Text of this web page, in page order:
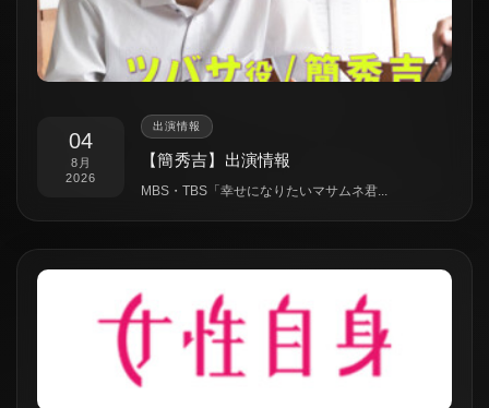
04
8月
2026
出演情報
【簡秀吉】出演情報
MBS・TBS「幸せになりたいマサムネ君...